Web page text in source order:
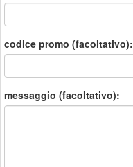
codice promo (facoltativo):
messaggio (facoltativo):